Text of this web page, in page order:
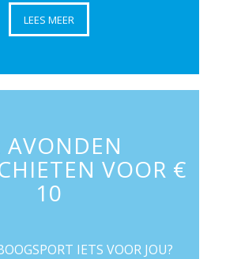
LEES MEER
AVONDEN
VOOR €
10
IETS VOOR JOU?